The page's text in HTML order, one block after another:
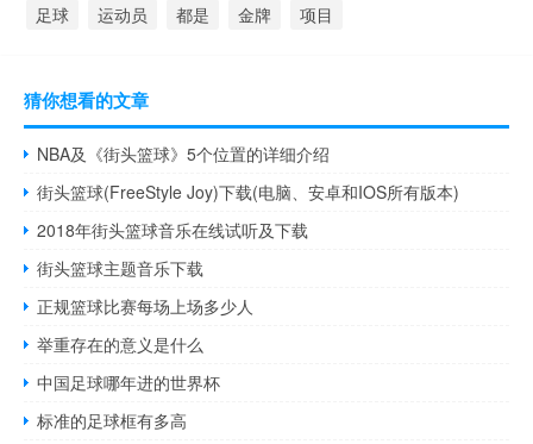
足球
运动员 都是 金牌 项目
猜你想看的文章
NBA及《街头篮球》5个位置的详细介绍
街头篮球(FreeStyle Joy)下载(电脑、安卓和IOS所有版本)
2018年街头篮球音乐在线试听及下载
街头篮球主题音乐下载
正规篮球比赛每场上场多少人
举重存在的意义是什么
中国足球哪年进的世界杯
标准的足球框有多高